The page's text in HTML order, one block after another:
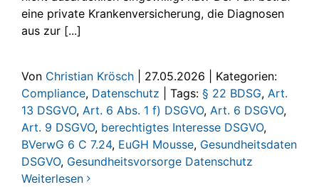
eine private Krankenversicherung, die Diagnosen
aus zur [...]
Von Christian Krösch 27.05.2026
Kategorien:
Compliance, Datenschutz Tags: § 22 BDSG, Art.
13 DSGVO, Art. 6 Abs. 1 f) DSGVO, Art. 6 DSGVO,
Art. 9 DSGVO, berechtigtes Interesse DSGVO,
BVerwG 6 C 7.24, EuGH Mousse, Gesundheitsdaten
DSGVO, Gesundheitsvorsorge Datenschutz
Weiterlesen